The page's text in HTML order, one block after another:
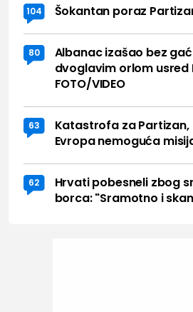
104 Šokantan poraz
80
Albanac izašao bez
dvoglavim orlom usred
FOTO/VIDEO
63
Katastrofa za Partizan,
Evropa nemoguća
62
Hrvati pobesneli zbog
borca: "Sramotno i